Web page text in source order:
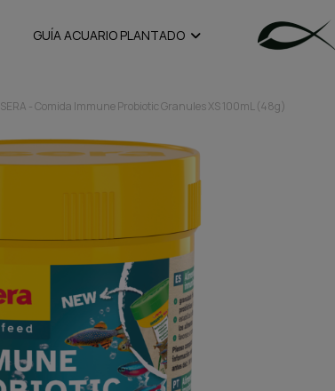
GUÍA ACUARIO PLANTADO
SERA - Comida Immune Probiotic Granules XS 100mL (48g)